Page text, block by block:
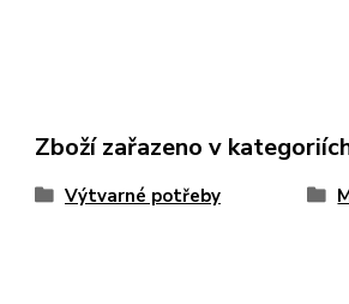
Zboží zařazeno v
Výtvarné potřeby